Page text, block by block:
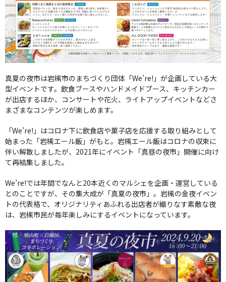
真夏の夜市は岩槻市のまちづくり団体「We’re!」が企画している大
型イベントです。飲食ブースやハンドメイドブース、キッチンカー
が出店するほか、コンサートや花火、ライトアップイベントなどさ
まざまなコンテンツが楽しめます。
「We’re!」はコロナ下に飲食店や菓子店を応援する取り組みとして
始まった「岩槻エール飯」がもと。岩槻エール飯はコロナの収束に
伴い解散しましたが、2021年にイベント「真昼の夜市」開催に向け
て再結集しました。
We’re!では年間でなんと20本近くのマルシェを企画・運営している
とのことですが、その集大成が「真夏の夜市」。岩槻の金夜イベン
トの代表格で、オリジナリティあふれる出店者が織りなす素敵な夜
は、岩槻市民が毎年楽しみにするイベントになっています。